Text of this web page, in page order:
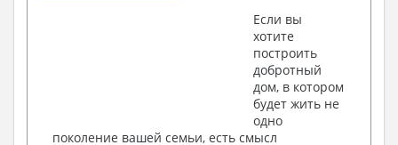
Если вы
хотите
построить
добротный
дом, в котором
будет жить не
одно
поколение вашей семьи, есть смысл